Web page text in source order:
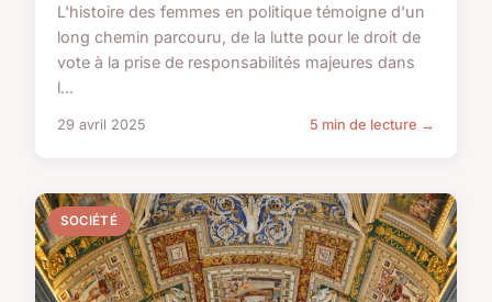
L'histoire des femmes en politique témoigne d'un
long chemin parcouru, de la lutte pour le droit de
vote à la prise de responsabilités majeures dans
l...
29 avril 2025 5 min de lecture →
SOCIÉTÉ